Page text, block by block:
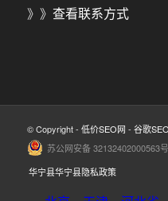
》》 查看联系方式
© Copyright - 低价SEO网 - 谷歌
苏公网安备 32132402000563号
华宁县华宁县隐私政策